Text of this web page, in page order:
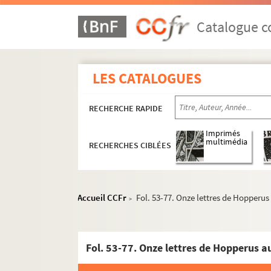
Catalogue
LES CATALOGUES
RECHERCHE RAPIDE
RECHERCHES CIBLÉES
Imprimés
multimédia
Accueil CCFr > Fol. 53-77. Onze lettres de
Fol. 53-77. Onze lettres de Hopperus